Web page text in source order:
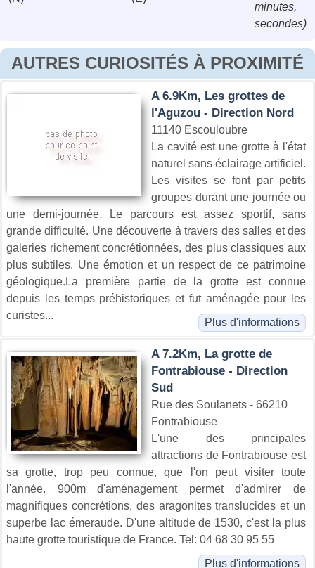
minutes,
secondes)
AUTRES CURIOSITÉS À PROXIMITÉ
A 6.9Km, Les grottes de
l'Aguzou - Direction Nord
11140 Escouloubre
La cavité est une grotte à l'état
naturel sans éclairage artificiel.
Les visites se font par petits
groupes durant une journée ou
une demi-journée. Le parcours est assez sportif, sans
grande difficulté. Une découverte à travers des salles et des
galeries richement concrétionnées, des plus classiques aux
plus subtiles. Une émotion et un respect de ce patrimoine
géologique.La première partie de la grotte est connue
depuis les temps préhistoriques et fut aménagée pour les
curistes...
Plus d'informations
A 7.2Km, La grotte de
Fontrabiouse - Direction
Sud
Rue des Soulanets - 66210
Fontrabiouse
L'une des principales
attractions de Fontrabiouse est
sa grotte, trop peu connue, que l'on peut visiter toute
l'année. 900m d'aménagement permet d'admirer de
magnifiques concrétions, des aragonites translucides et un
superbe lac émeraude. D'une altitude de 1530, c'est la plus
haute grotte touristique de France. Tel: 04 68 30 95 55
Plus d'informations